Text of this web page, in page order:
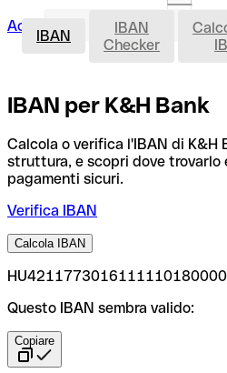
Accedi Avvia la procedura IBAN
IBAN
IBAN
Checker
IBAN per K&H Bank
Calcola o verifica l'IBAN di K&H
struttura, e scopri dove trovarlo
pagamenti sicuri.
Verifica IBAN
Calcola IBAN
Questo IBAN sembra valido:
Copiare